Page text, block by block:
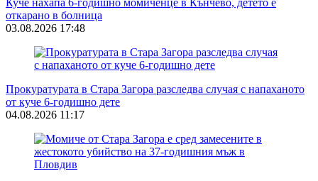
откарано в болница
03.08.2026 17:48
Прокуратурата в Стара Загора разследва случая с напаханото
от куче 6-годишно дете
04.08.2026 11:17